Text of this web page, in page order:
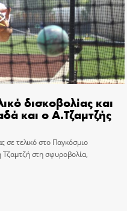
δισκοβολίας και
και ο Α.Τζαμτζής
σε τελικό στο Παγκόσμιο
στη σφυροβολία,